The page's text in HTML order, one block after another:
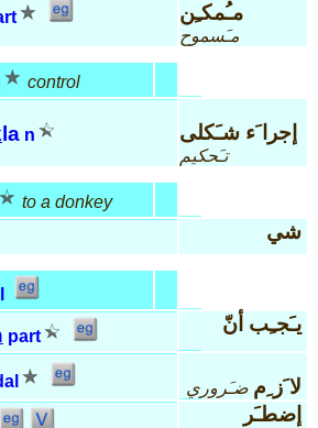
مـُمكـِن
مـَسموح
control
la n إجرا َء شـَكلى
تـَحكيم
to a donkey
شي
part
يـَجـِب أنّ
لا َز ِم ضـَروري
إضطـَر